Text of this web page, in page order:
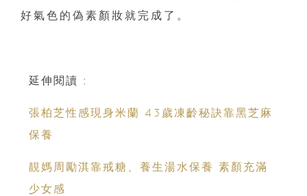
好氣色的偽素顏妝就完成了。
延伸閱讀 :
張柏芝性感現身米蘭 43歲凍齡秘訣靠黑芝麻
保養
靚媽周勵淇靠戒糖、養生湯水保養 素顏充滿
少女感